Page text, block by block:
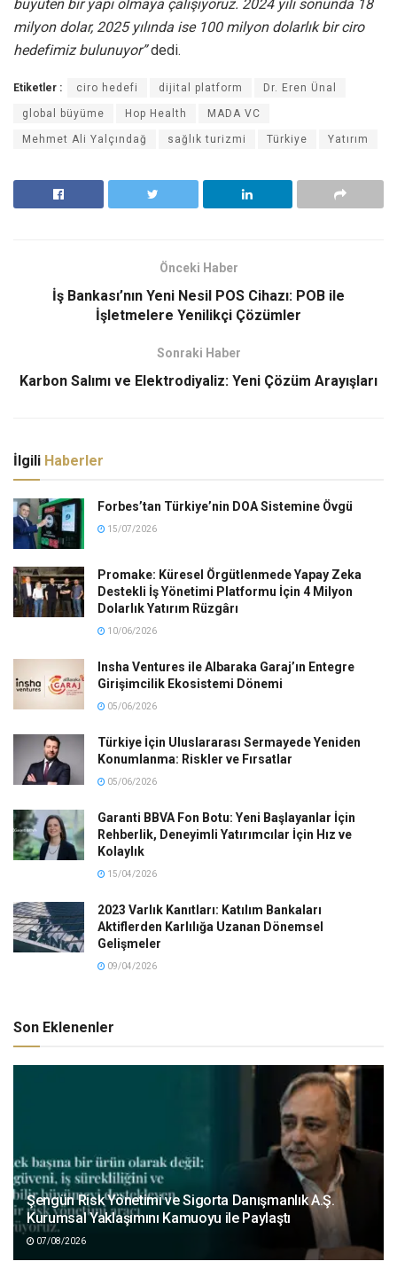
büyüten bir yapı olmaya çalışıyoruz. 2024 yılı sonunda 18
milyon dolar, 2025 yılında ise 100 milyon dolarlık bir ciro
hedefimiz bulunuyor”dedi.
Etiketler : ciro hedefi dijital platform Dr. Eren Ünal
global büyüme Hop Health MADA VC
Mehmet Ali Yalçındağ sağlık turizmi Türkiye Yatırım
Önceki Haber
İş Bankası’nın Yeni Nesil POS Cihazı: POB ile
İşletmelere Yenilikçi Çözümler
Sonraki Haber
Karbon Salımı ve Elektrodiyaliz: Yeni Çözüm Arayışları
İlgili Haberler
Forbes’tan Türkiye’nin DOA Sistemine Övgü
15/07/2026
Promake: Küresel Örgütlenmede Yapay Zeka
Destekli İş Yönetimi Platformu İçin 4 Milyon
Dolarlık Yatırım Rüzgârı
10/06/2026
Insha Ventures ile Albaraka Garaj’ın Entegre
Girişimcilik Ekosistemi Dönemi
05/06/2026
Türkiye İçin Uluslararası Sermayede Yeniden
Konumlanma: Riskler ve Fırsatlar
05/06/2026
Garanti BBVA Fon Botu: Yeni Başlayanlar İçin
Rehberlik, Deneyimli Yatırımcılar İçin Hız ve
Kolaylık
15/04/2026
2023 Varlık Kanıtları: Katılım Bankaları
Aktiflerden Karlılığa Uzanan Dönemsel
Gelişmeler
09/04/2026
Son Eklenenler
Şengün Risk Yönetimi ve Sigorta Danışmanlık A.Ş.
Kurumsal Yaklaşımını Kamuoyu ile Paylaştı
07/08/2026